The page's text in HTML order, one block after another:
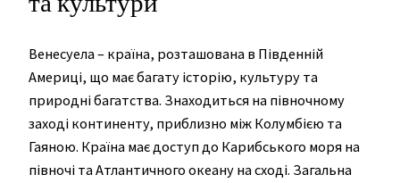
Венесуела – країна, розташована в Південній
Америці, що має багату історію, культуру та
природні багатства. Знаходиться на півночному
заході континенту, приблизно між Колумбією та
Гаяною. Країна має доступ до Карибського моря на
півночі та Атлантичного океану на сході. Загальна